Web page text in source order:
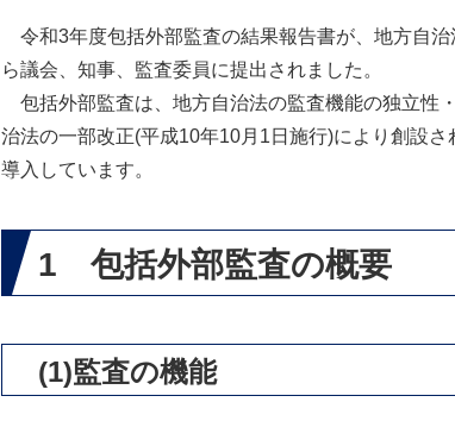
令和3年度包括外部監査の結果報告書が、地方自
ら議会、知事、監査委員に提出されました。
包括外部監査は、地方自治法の監査機能の独立性
治法の一部改正(平成10年10月1日施行)により創設
導入しています。
1 包括外部監査の概要
(1)監査の機能